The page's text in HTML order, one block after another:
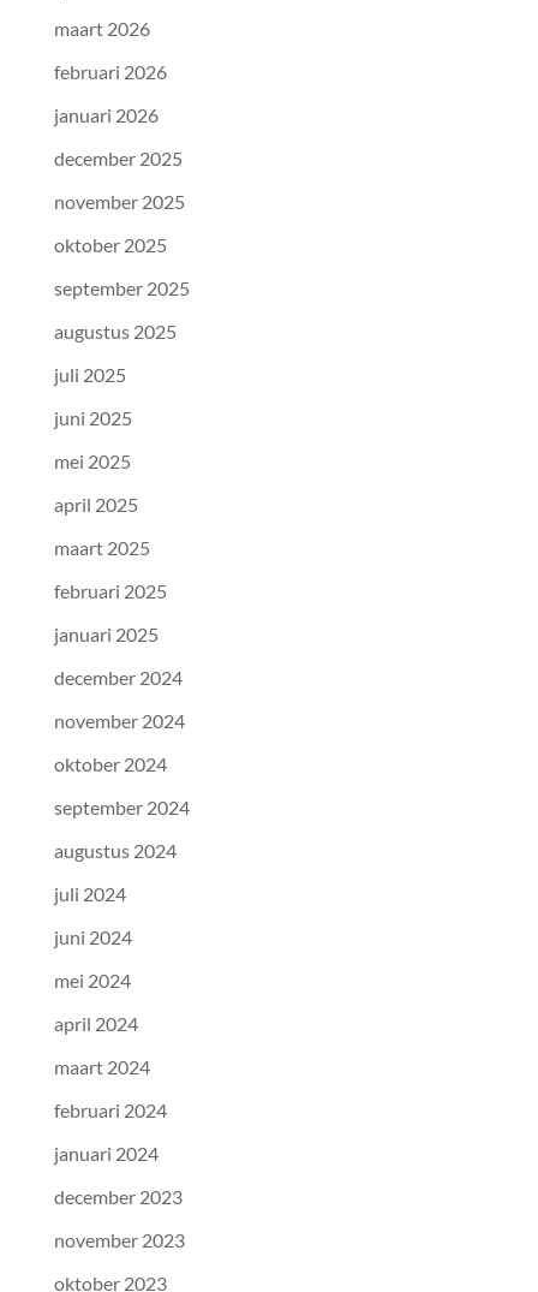
maart 2026
februari 2026
januari 2026
december 2025
november 2025
oktober 2025
september 2025
augustus 2025
juli 2025
juni 2025
mei 2025
april 2025
maart 2025
februari 2025
januari 2025
december 2024
november 2024
oktober 2024
september 2024
augustus 2024
juli 2024
juni 2024
mei 2024
april 2024
maart 2024
februari 2024
januari 2024
december 2023
november 2023
oktober 2023